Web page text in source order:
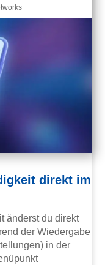
direkt im
änderst du direkt
der Wiedergabe
in der